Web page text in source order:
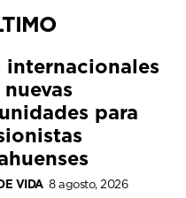
internacionales
para
VIDA 8 agosto, 2026